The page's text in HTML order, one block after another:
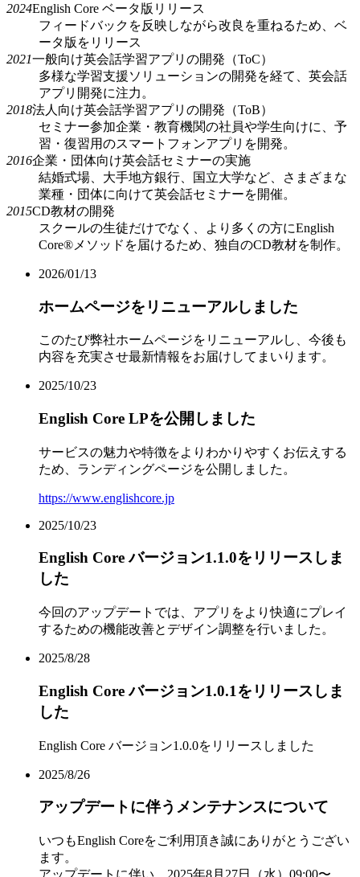
2024English Core ベータ版リリース
フィードバックを反映しながら改良を重ねるため、ベ
ータ版をリリース
2021一般向け英会話学習アプリの開発（ToC）
多様な学習支援ソリューションの開発を経て、英会話
アプリ開発に注力。
2018法人向け英会話学習アプリの開発（ToB）
セミナー参加企業・教育機関の社員や学生向けに、予
習・復習用のスマートフォンアプリを開発。
2016企業・団体向け英会話セミナーの実施
結婚式場、大手地方銀行、国立大学など、さまざまな
業種・団体に向けて英会話セミナーを開催。
2015CD教材の開発
スクールの生徒だけでなく、より多くの方にEnglish
Core®メソッドを届けるため、独自のCD教材を制作。
2026/01/13
ホームページをリニューアルしました
このたび弊社ホームページをリニューアルし、今後も
内容を充実させ最新情報をお届けしてまいります。
2025/10/23
English Core LPを公開しました
サービスの魅力や特徴をよりわかりやすくお伝えする
ため、ランディングページを公開しました。
https://www.englishcore.jp
2025/10/23
English Core バージョン1.1.0をリリースしま
した
今回のアップデートでは、アプリをより快適にプレイ
するための機能改善とデザイン調整を行いました。
2025/8/28
English Core バージョン1.0.1をリリースしま
した
English Core バージョン1.0.0をリリースしました
2025/8/26
アップデートに伴うメンテナンスについて
いつもEnglish Coreをご利用頂き誠にありがとうござい
ます。
アップデートに伴い、2025年8月27日（水）09:00〜